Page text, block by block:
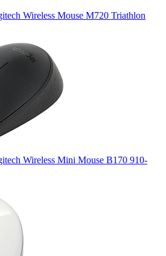
Wireless Mouse M720 Triathlon
Wireless Mini Mouse B170 910-